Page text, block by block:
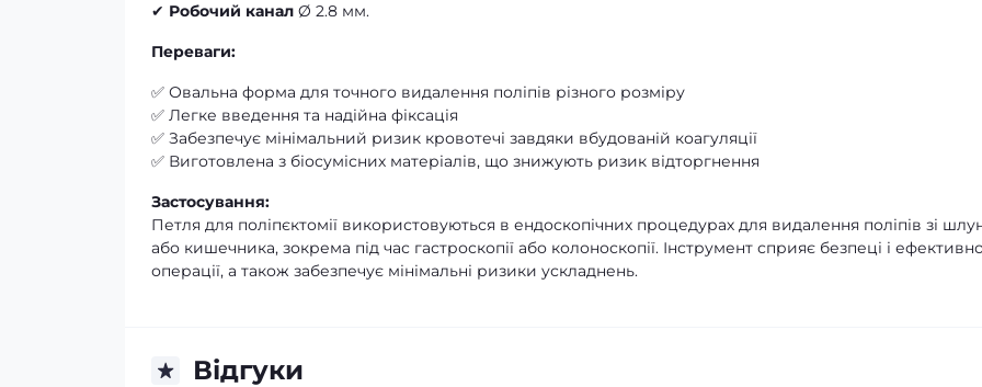
✔ Робочий канал Ø 2.8 мм.
Переваги:
✅ Овальна форма для точного видалення поліпів різного розміру
✅ Легке введення та надійна фіксація
✅ Забезпечує мінімальний ризик кровотечі завдяки вбудованій коагуляції
✅ Виготовлена з біосумісних матеріалів, що знижують ризик відторгнення
Застосування:
Петля для поліпєктомії використовуються в ендоскопічних процедурах для видалення поліпів зі
або кишечника, зокрема під час гастроскопії або колоноскопії. Інструмент сприяє безпеці і
операції, а також забезпечує мінімальні ризики ускладнень.
Відгуки